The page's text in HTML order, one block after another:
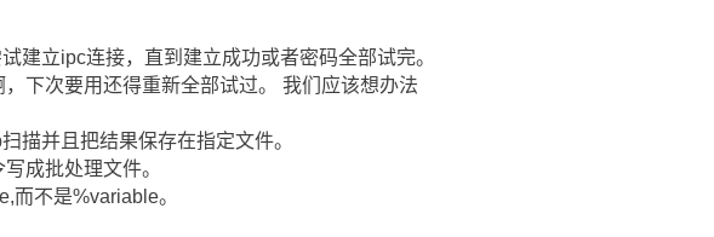
建立ipc连接，直到建立成功或者密码全部试完。
下次要用还得重新全部试过。 我们应该想办法
描并且把结果保存在指定文件。
成批处理文件。
而不是%variable。